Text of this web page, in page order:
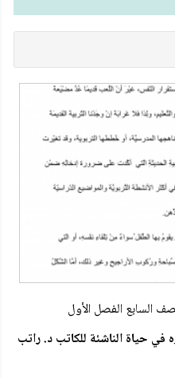
السابع الفصل الأول
في حياة الناشئة للكاتب د. راتب